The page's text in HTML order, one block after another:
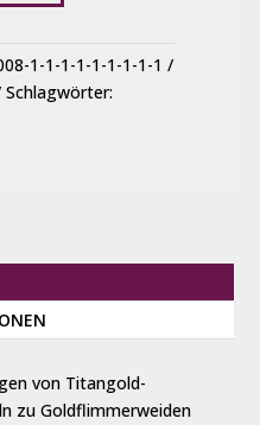
1-1-1-1-1-1-1-1-1
Schlagwörter:
von Titangold-
zu Goldflimmerweiden